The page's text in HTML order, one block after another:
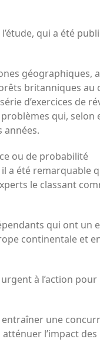
qui a été
géographiques,
britanniques au
d’exercices de
qui, selon
années.
ou de probabilité
a été remarquable
le classant
qui ont un
continentale et
à l’action pour
une
l’impact des